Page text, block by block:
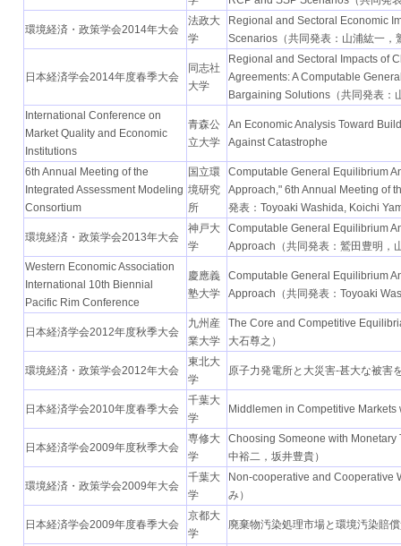
環境経済・政策学会2014年大会
法政大
学
Regional and Sectoral Economic
Scenarios（共同発表：山浦紘一，
日本経済学会2014年度春季大会
同志社
大学
Regional and Sectoral Impacts of
Agreements: A Computable
Bargaining Solutions（共同発表：
International Conference on
Market Quality and Economic
Institutions
青森公
立大学
An Economic Analysis Toward
Against Catastrophe
6th Annual Meeting of the
Integrated Assessment Modeling
Consortium
国立環
境研究
所
Computable General Equilibrium
Approach," 6th Annual Meeting of
発表：Toyoaki Washida, Koichi
環境経済・政策学会2013年大会
神戸大
学
Computable General Equilibrium
Approach（共同発表：鷲田豊明，
Western Economic Association
International 10th Biennial
Pacific Rim Conference
慶應義
塾大学
Computable General Equilibrium
Approach（共同発表：Toyoaki
日本経済学会2012年度秋季大会
九州産
業大学
The Core and Competitive
大石尊之）
環境経済・政策学会2012年大会
東北大
学
原子力発電所と大災害-甚大な被害
日本経済学会2010年度春季大会
千葉大
学
Middlemen in Competitive
日本経済学会2009年度秋季大会
専修大
学
Choosing Someone with Monetary
中裕二，坂井豊貴）
環境経済・政策学会2009年大会
千葉大
学
Non-cooperative and Cooperative
み）
日本経済学会2009年度春季大会
京都大
学
廃棄物汚染処理市場と環境汚染賠